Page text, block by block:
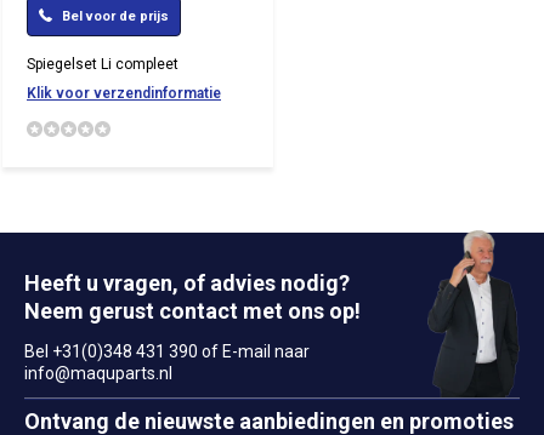
Bel voor de prijs
Spiegelset Li compleet
Klik voor verzendinformatie
Heeft u vragen, of advies nodig?
Neem gerust contact met ons op!
Bel +31(0)348 431 390 of E-mail naar
info@maquparts.nl
Ontvang de nieuwste aanbiedingen en promoties